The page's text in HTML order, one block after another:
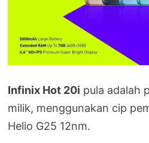
Infinix Hot 20i pula adalah
milik, menggunakan cip
Helio G25 12nm.